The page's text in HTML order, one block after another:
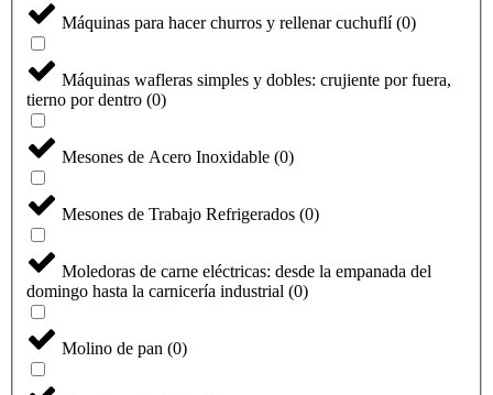
Máquinas para hacer churros y rellenar cuchuflí (0)
Máquinas wafleras simples y dobles: crujiente por fuera,
tierno por dentro (0)
Mesones de Acero Inoxidable (0)
Mesones de Trabajo Refrigerados (0)
Moledoras de carne eléctricas: desde la empanada del
domingo hasta la carnicería industrial (0)
Molino de pan (0)